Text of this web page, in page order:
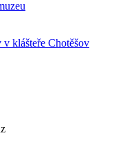
klášteře Chotěšov